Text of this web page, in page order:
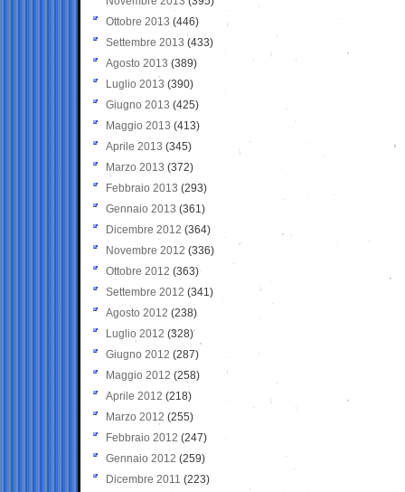
Ottobre 2013 (446)
Settembre 2013 (433)
Agosto 2013 (389)
Luglio 2013 (390)
Giugno 2013 (425)
Maggio 2013 (413)
Aprile 2013 (345)
Marzo 2013 (372)
Febbraio 2013 (293)
Gennaio 2013 (361)
Dicembre 2012 (364)
Novembre 2012 (336)
Ottobre 2012 (363)
Settembre 2012 (341)
Agosto 2012 (238)
Luglio 2012 (328)
Giugno 2012 (287)
Maggio 2012 (258)
Aprile 2012 (218)
Marzo 2012 (255)
Febbraio 2012 (247)
Gennaio 2012 (259)
Dicembre 2011 (223)